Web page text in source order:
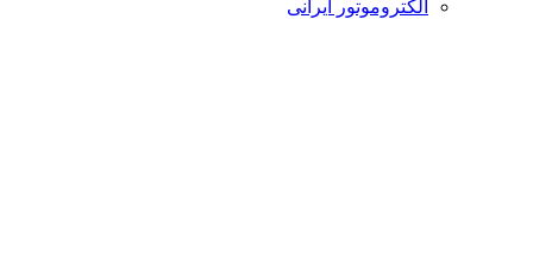
الکتروموتور ایرانی